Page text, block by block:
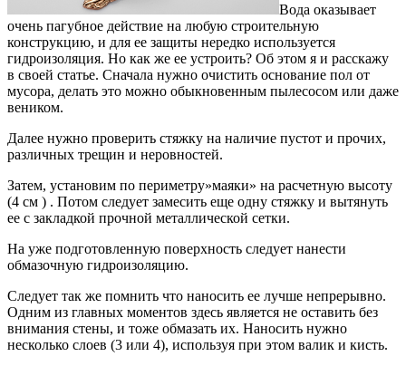
Вода оказывает
очень пагубное действие на любую строительную
конструкцию, и для ее защиты нередко используется
гидроизоляция. Но как же ее устроить? Об этом я и расскажу
в своей статье. Сначала нужно очистить основание пол от
мусора, делать это можно обыкновенным пылесосом или даже
веником.
Далее нужно проверить стяжку на наличие пустот и прочих,
различных трещин и неровностей.
Затем, установим по периметру»маяки» на расчетную высоту
(4 см ) . Потом следует замесить еще одну стяжку и вытянуть
ее с закладкой прочной металлической сетки.
На уже подготовленную поверхность следует нанести
обмазочную гидроизоляцию.
Следует так же помнить что наносить ее лучше непрерывно.
Одним из главных моментов здесь является не оставить без
внимания стены, и тоже обмазать их. Наносить нужно
несколько слоев (3 или 4), используя при этом валик и кисть.